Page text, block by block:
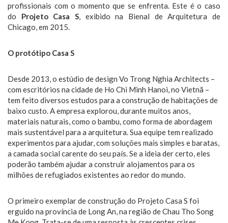
profissionais com o momento que se enfrenta. Este é o caso
do Projeto Casa S, exibido na Bienal de Arquitetura de
Chicago, em 2015.
O protótipo Casa S
Desde 2013, o estúdio de design Vo Trong Nghia Architects –
com escritórios na cidade de Ho Chi Minh Hanoi, no Vietnã –
tem feito diversos estudos para a construção de habitações de
baixo custo. A empresa explorou, durante muitos anos,
materiais naturais, como o bambu, como forma de abordagem
mais sustentável para a arquitetura. Sua equipe tem realizado
experimentos para ajudar, com soluções mais simples e baratas,
a camada social carente do seu país. Se a ideia der certo, eles
poderão também ajudar a construir alojamentos para os
milhões de refugiados existentes ao redor do mundo.
O primeiro exemplar de construção do Projeto Casa S foi
erguido na província de Long An, na região de Chau Tho Song